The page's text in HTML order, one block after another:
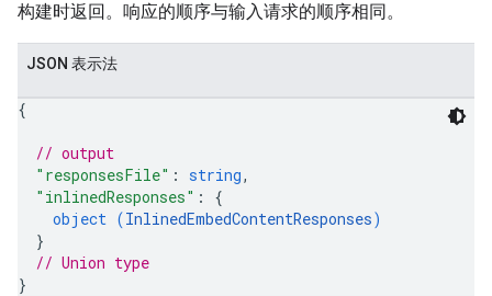
构建时返回。响应的顺序与输入请求的顺序相同。
JSON 表示法
{
// output
"responsesFile" : string,
"inlinedResponses" : {
object (InlinedEmbedContentResponses)
}
// Union type
}